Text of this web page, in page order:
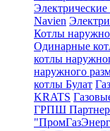
Navien
Котлы
Одинарные
котлы
наружного
котлы Булат
KRATS
ГРПШ